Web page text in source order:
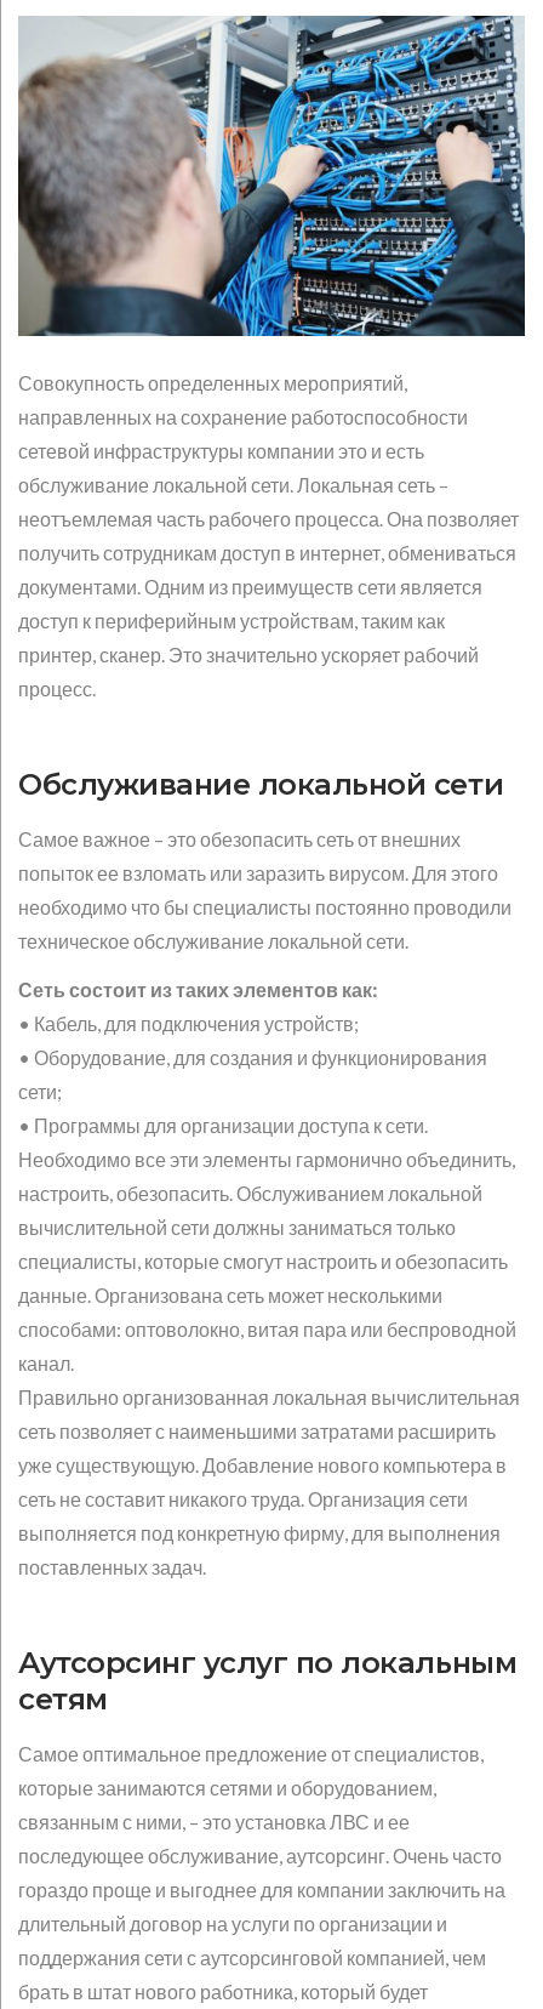
Совокупность определенных мероприятий,
направленных на сохранение работоспособности
сетевой инфраструктуры компании это и есть
обслуживание локальной сети. Локальная сеть –
неотъемлемая часть рабочего процесса. Она позволяет
получить сотрудникам доступ в интернет, обмениваться
документами. Одним из преимуществ сети является
доступ к периферийным устройствам, таким как
принтер, сканер. Это значительно ускоряет рабочий
процесс.
Обслуживание локальной сети
Самое важное – это обезопасить сеть от внешних
попыток ее взломать или заразить вирусом. Для этого
необходимо что бы специалисты постоянно проводили
техническое обслуживание локальной сети.
Сеть состоит из таких элементов как:
• Кабель, для подключения устройств;
• Оборудование, для создания и функционирования
сети;
• Программы для организации доступа к сети.
Необходимо все эти элементы гармонично объединить,
настроить, обезопасить. Обслуживанием локальной
вычислительной сети должны заниматься только
специалисты, которые смогут настроить и обезопасить
данные. Организована сеть может несколькими
способами: оптоволокно, витая пара или беспроводной
канал.
Правильно организованная локальная вычислительная
сеть позволяет с наименьшими затратами расширить
уже существующую. Добавление нового компьютера в
сеть не составит никакого труда. Организация сети
выполняется под конкретную фирму, для выполнения
поставленных задач.
Аутсорcинг услуг по локальным
сетям
Самое оптимальное предложение от специалистов,
которые занимаются сетями и оборудованием,
связанным с ними, – это установка ЛВС и ее
последующее обслуживание, аутсорсинг. Очень часто
гораздо проще и выгоднее для компании заключить на
длительный договор на услуги по организации и
поддержания сети с аутсорсинговой компанией, чем
брать в штат нового работника, который будет